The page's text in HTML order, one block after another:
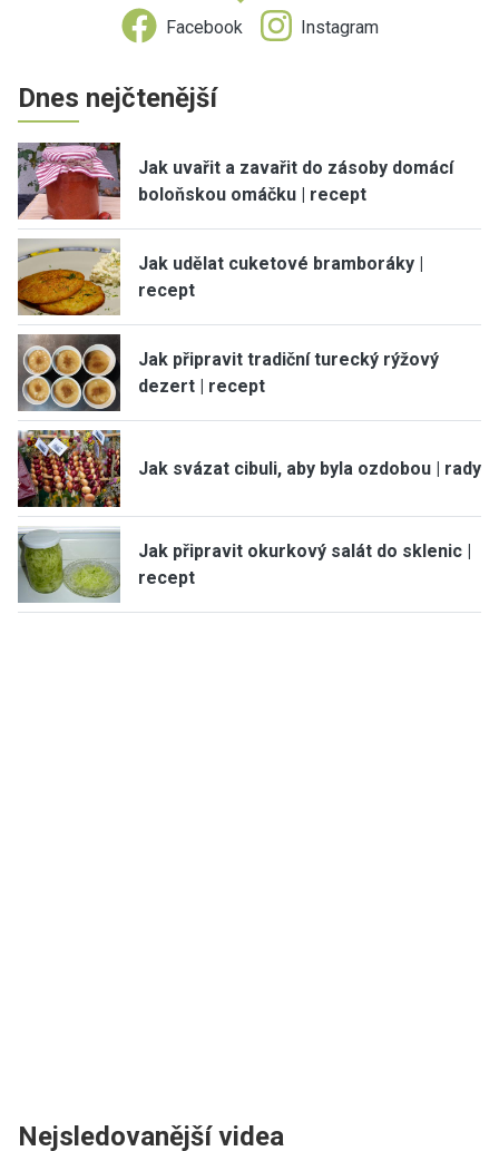
Facebook Instagram
Dnes nejčtenější
Jak uvařit a zavařit do zásoby domácí
boloňskou omáčku | recept
Jak udělat cuketové bramboráky |
recept
Jak připravit tradiční turecký rýžový
dezert | recept
Jak svázat cibuli, aby byla ozdobou | rady
Jak připravit okurkový salát do sklenic |
recept
Nejsledovanější videa